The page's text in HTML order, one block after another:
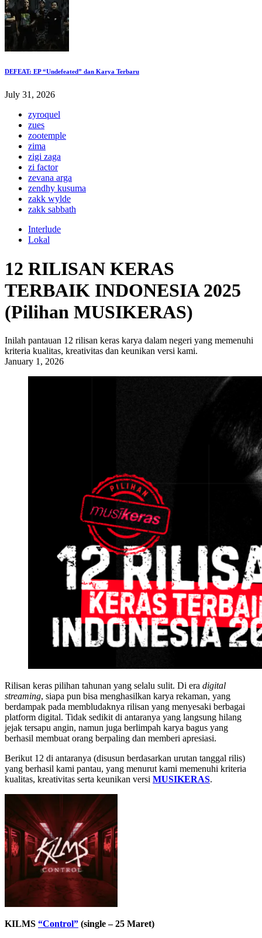
DEFEAT: EP “Undefeated” dan Karya Terbaru
July 31, 2026
zyroquel
zues
zootemple
zima
zigi zaga
zi factor
zevana arga
zendhy kusuma
zakk wylde
zakk sabbath
Interlude
Lokal
12 RILISAN KERAS
TERBAIK INDONESIA 2025
(Pilihan MUSIKERAS)
Inilah pantauan 12 rilisan keras karya dalam negeri yang memenuhi
kriteria kualitas, kreativitas dan keunikan versi kami.
January 1, 2026
Rilisan keras pilihan tahunan yang selalu sulit. Di era digital
streaming, siapa pun bisa menghasilkan karya rekaman, yang
berdampak pada membludaknya rilisan yang menyesaki berbagai
platform digital. Tidak sedikit di antaranya yang langsung hilang
jejak tersapu angin, namun juga berlimpah karya bagus yang
berhasil membuat orang berpaling dan memberi apresiasi.
Berikut 12 di antaranya (disusun berdasarkan urutan tanggal rilis)
yang berhasil kami pantau, yang menurut kami memenuhi kriteria
kualitas, kreativitas serta keunikan versi MUSIKERAS.
KILMS “Control” (single – 25 Maret)